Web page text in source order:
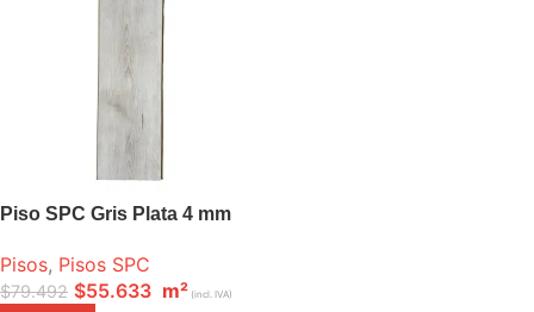
Piso SPC Gris Plata 4 mm
Pisos, Pisos SPC
$79.492 $55.633 m² (incl. IVA)